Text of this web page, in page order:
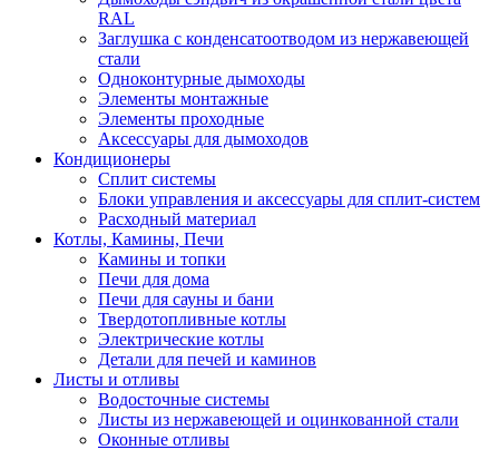
RAL
Заглушка с конденсатоотводом из нержавеющей
стали
Одноконтурные дымоходы
Элементы монтажные
Элементы проходные
Аксессуары для дымоходов
Кондиционеры
Сплит системы
Блоки управления и аксессуары для сплит-систем
Расходный материал
Котлы, Камины, Печи
Камины и топки
Печи для дома
Печи для сауны и бани
Твердотопливные котлы
Электрические котлы
Детали для печей и каминов
Листы и отливы
Водосточные системы
Листы из нержавеющей и оцинкованной стали
Оконные отливы